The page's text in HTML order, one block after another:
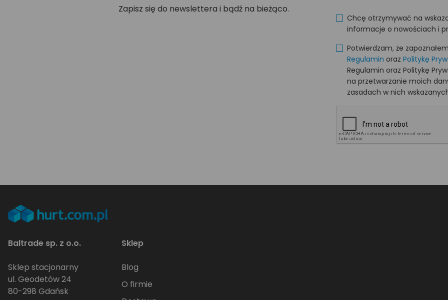
Zapisz się do newslettera i bądź na bieżąco.
Chcę otrzymywać na
informacje o nowościach i
Potwierdzam, że
Regulamin oraz Politykę
Regulamin oraz Politykę
na przetwarzanie moich
zasadach w nich
Baltrade sp. z o.o.
Sklep stacjonarny
ul. Geodetów 24
80-298 Gdańsk
Sklep
Blog
O firmie